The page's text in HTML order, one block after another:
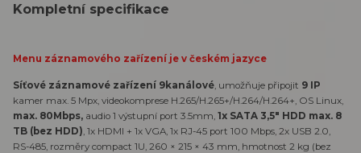
Kompletní specifikace
Menu záznamového zařízení je v českém jazyce
Síťové záznamové zařízení 9kanálové , umožňuje připojit 9 IP
kamer max. 5 Mpx, videokomprese H.265/H.265+/H.264/H.264+, OS Linux,
max. 80Mbps, audio 1 výstupní port 3.5mm, 1x SATA 3,5" HDD max. 8
TB (bez HDD) , 1x HDMI + 1x VGA, 1x RJ-45 port 100 Mbps, 2x USB 2.0,
RS-485, rozměry compact 1U, 260 × 215 × 43 mm, hmotnost 2 kg (bez